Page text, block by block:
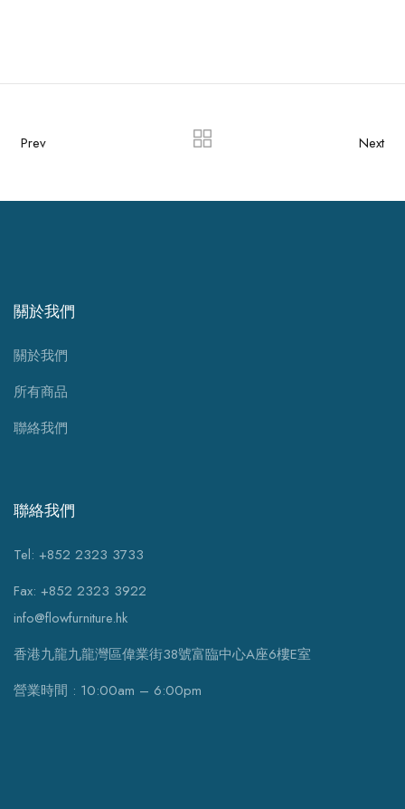
Prev Next
關於我們
關於我們
所有商品
聯絡我們
聯絡我們
Tel: +852 2323 3733
Fax: +852 2323 3922
info@flowfurniture.hk
香港九龍九龍灣區偉業街38號富臨中心A座6樓E室
營業時間 : 10:00am – 6:00pm